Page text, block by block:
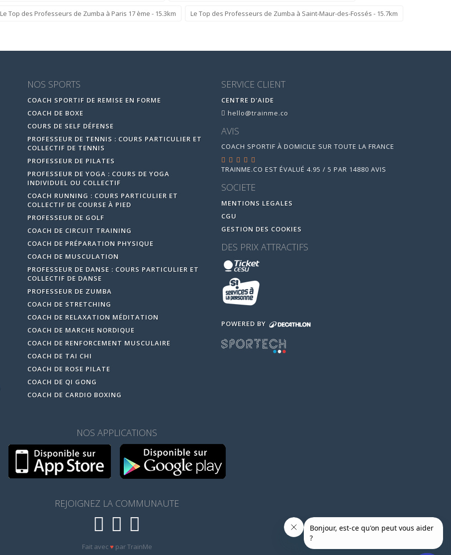
Le Top des Professeurs de Zumba à Paris 17 ème - 15.3km Le Top des Professeurs de Zumba à Saint-Maur-des-Fossés - 15.7km
NOS SPORTS
COACH SPORTIF DE REMISE EN FORME
COACH DE BOXE
COURS DE SELF DÉFENSE
PROFESSEUR DE TENNIS : COURS PARTICULIER ET
COLLECTIF DE TENNIS
PROFESSEUR DE PILATES
PROFESSEUR DE YOGA : COURS DE YOGA
INDIVIDUEL OU COLLECTIF
COACH RUNNING : COURS PARTICULIER ET
COLLECTIF DE COURSE À PIED
PROFESSEUR DE GOLF
COACH DE CIRCUIT TRAINING
COACH DE PRÉPARATION PHYSIQUE
COACH DE MUSCULATION
PROFESSEUR DE DANSE : COURS PARTICULIER ET
COLLECTIF DE DANSE
PROFESSEUR DE ZUMBA
COACH DE STRETCHING
COACH DE RELAXATION MÉDITATION
COACH DE MARCHE NORDIQUE
COACH DE RENFORCEMENT MUSCULAIRE
COACH DE TAI CHI
COACH DE ROSE PILATE
COACH DE QI GONG
COACH DE CARDIO BOXING
SERVICE CLIENT
CENTRE D'AIDE
hello@trainme.co
AVIS
COACH SPORTIF À DOMICILE SUR TOUTE LA FRANCE
TRAINME.CO EST ÉVALUÉ 4.95 / 5 PAR 14880 AVIS
SOCIETE
MENTIONS LEGALES
CGU
GESTION DES COOKIES
DES PRIX ATTRACTIFS
POWERED BY
NOS APPLICATIONS
REJOIGNEZ LA COMMUNAUTE
Fait avec♥ par TrainMe